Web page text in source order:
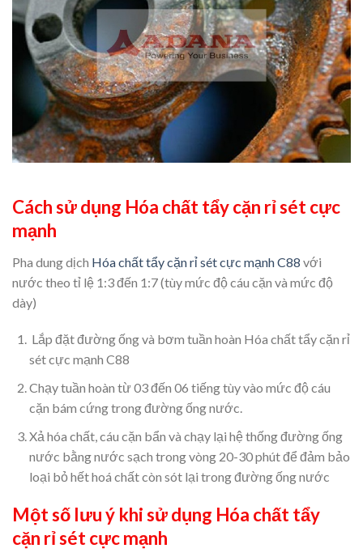
Cách sử dụng Hóa chất tẩy cặn rỉ sét cực
mạnh
Pha dung dịch Hóa chất tẩy cặn rỉ sét cực mạnh C88 với
nước theo tỉ lệ 1:3 đến 1:7 (tùy mức độ cáu cặn và mức độ
dày)
Lắp đặt đường ống và bơm tuần hoàn Hóa chất tẩy cặn rỉ
sét cực mạnh C88
Chạy tuần hoàn từ 03 đến 06 tiếng tùy vào mức độ cáu
cặn bám cứng trong đường ống nước.
Xả hóa chất, cáu cặn bẩn và chạy lại hệ thống đường ống
nước bằng nước sạch trong vòng 20-30 phút để đảm bảo
loại bỏ hết hoá chất còn sót lại trong đường ống nước
Một số lưu ý khi sử dụng Hóa chất tẩy
cặn rỉ sét cực mạnh